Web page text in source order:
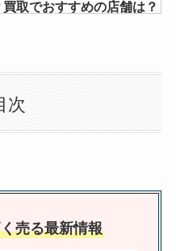
取でおすすめの店舗は？
オリ曲を一覧で紹介
【2015～2024年】
ニの年齢順！∞のリーダー
ーについても解説
次
売る最新情報